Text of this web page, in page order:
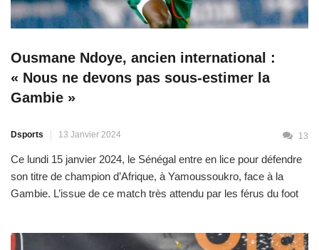
Ousmane Ndoye, ancien international :
« Nous ne devons pas sous-estimer la
Gambie »
Dsports 13 Janvier 2024 13
Ce lundi 15 janvier 2024, le Sénégal entre en lice pour défendre
son titre de champion d’Afrique, à Yamoussoukro, face à la
Gambie. L’issue de ce match très attendu par les férus du foot